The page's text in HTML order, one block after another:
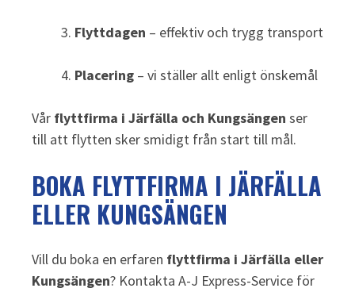
Flyttdagen – effektiv och trygg transport
Placering – vi ställer allt enligt önskemål
Vår flyttfirma i Järfälla och Kungsängen ser
till att flytten sker smidigt från start till mål.
BOKA FLYTTFIRMA I JÄRFÄLLA
ELLER KUNGSÄNGEN
Vill du boka en erfaren flyttfirma i Järfälla eller
Kungsängen? Kontakta A-J Express-Service för